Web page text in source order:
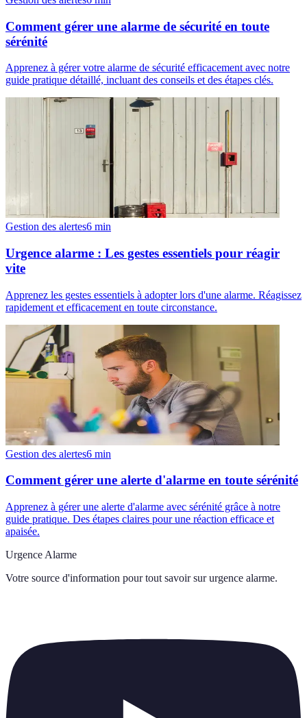
Comment gérer une alarme de sécurité en toute
sérénité
Apprenez à gérer votre alarme de sécurité efficacement avec notre
guide pratique détaillé, incluant des conseils et des étapes clés.
Gestion des alertes6 min
Urgence alarme : Les gestes essentiels pour réagir
vite
Apprenez les gestes essentiels à adopter lors d'une alarme. Réagissez
rapidement et efficacement en toute circonstance.
Gestion des alertes6 min
Comment gérer une alerte d'alarme en toute sérénité
Apprenez à gérer une alerte d'alarme avec sérénité grâce à notre
guide pratique. Des étapes claires pour une réaction efficace et
apaisée.
Urgence Alarme
Votre source d'information pour tout savoir sur urgence alarme.